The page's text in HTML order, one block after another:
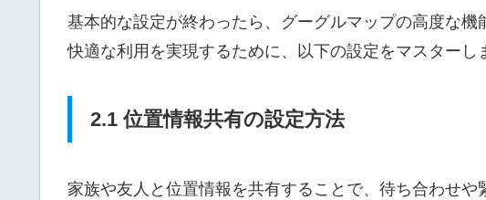
基本的な設定が終わったら、グーグルマップの高度な
快適な利用を実現するために、以下の設定をマスターし
2.1 位置情報共有の設定方法
家族や友人と位置情報を共有することで、待ち合わせ